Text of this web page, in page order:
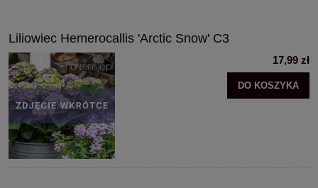
Liliowiec Hemerocallis 'Arctic Snow' C3
17,99 zł
DO KOSZYKA